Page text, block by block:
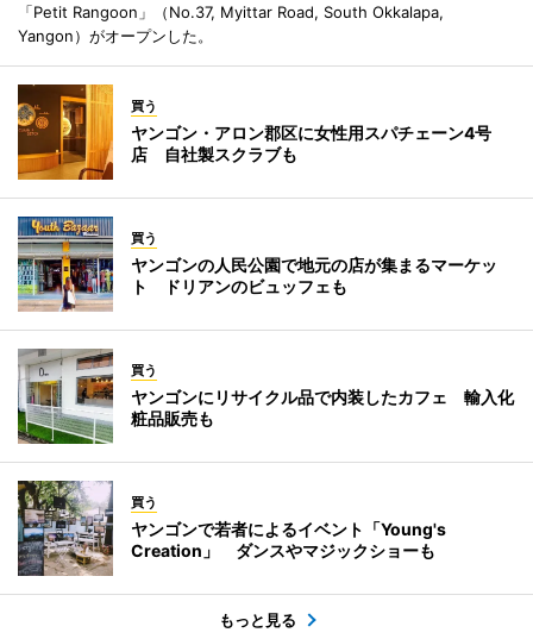
「Petit Rangoon」（No.37, Myittar Road, South Okkalapa,
Yangon）がオープンした。
買う
ヤンゴン・アロン郡区に女性用スパチェーン4号
店 自社製スクラブも
買う
ヤンゴンの人民公園で地元の店が集まるマーケッ
ト ドリアンのビュッフェも
買う
ヤンゴンにリサイクル品で内装したカフェ 輸入化
粧品販売も
買う
ヤンゴンで若者によるイベント「Young's
Creation」 ダンスやマジックショーも
もっと見る